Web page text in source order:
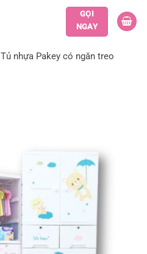
GỌI
NGAY
Tủ nhựa Pakey có ngăn treo